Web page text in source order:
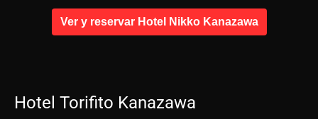
Ver y reservar Hotel Nikko Kanazawa
Hotel Torifito Kanazawa